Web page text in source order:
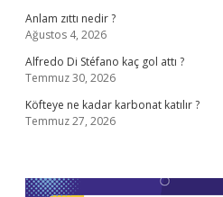
Anlam zıttı nedir ?
Ağustos 4, 2026
Alfredo Di Stéfano kaç gol attı ?
Temmuz 30, 2026
Köfteye ne kadar karbonat katılır ?
Temmuz 27, 2026